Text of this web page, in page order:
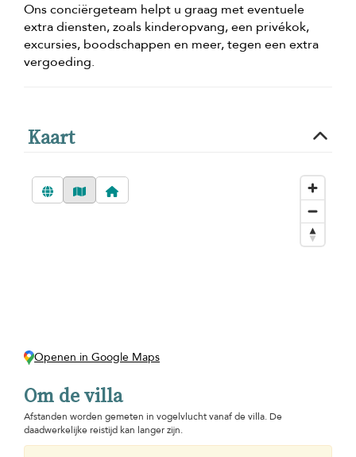
Ons conciërgeteam helpt u graag met eventuele
extra diensten, zoals kinderopvang, een privékok,
excursies, boodschappen en meer, tegen een extra
vergoeding.
Kaart
Openen in Google Maps
Om de villa
Afstanden worden gemeten in vogelvlucht vanaf de villa. De
daadwerkelijke reistijd kan langer zijn.